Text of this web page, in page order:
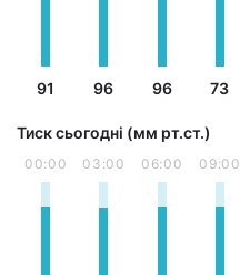
91 96 96 73
Тиск сьогодні (мм рт.ст.)
00:00 03:00 06:00 09:00